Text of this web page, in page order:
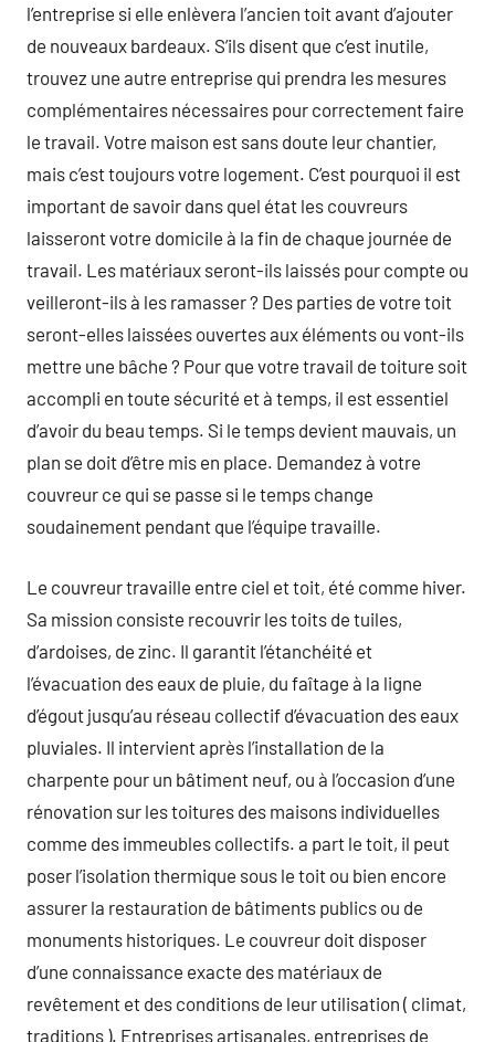
l’entreprise si elle enlèvera l’ancien toit avant d’ajouter
de nouveaux bardeaux. S’ils disent que c’est inutile,
trouvez une autre entreprise qui prendra les mesures
complémentaires nécessaires pour correctement faire
le travail. Votre maison est sans doute leur chantier,
mais c’est toujours votre logement. C’est pourquoi il est
important de savoir dans quel état les couvreurs
laisseront votre domicile à la fin de chaque journée de
travail. Les matériaux seront-ils laissés pour compte ou
veilleront-ils à les ramasser ? Des parties de votre toit
seront-elles laissées ouvertes aux éléments ou vont-ils
mettre une bâche ? Pour que votre travail de toiture soit
accompli en toute sécurité et à temps, il est essentiel
d’avoir du beau temps. Si le temps devient mauvais, un
plan se doit d’être mis en place. Demandez à votre
couvreur ce qui se passe si le temps change
soudainement pendant que l’équipe travaille.
Le couvreur travaille entre ciel et toit, été comme hiver.
Sa mission consiste recouvrir les toits de tuiles,
d’ardoises, de zinc. Il garantit l’étanchéité et
l’évacuation des eaux de pluie, du faîtage à la ligne
d’égout jusqu’au réseau collectif d’évacuation des eaux
pluviales. Il intervient après l’installation de la
charpente pour un bâtiment neuf, ou à l’occasion d’une
rénovation sur les toitures des maisons individuelles
comme des immeubles collectifs. a part le toit, il peut
poser l’isolation thermique sous le toit ou bien encore
assurer la restauration de bâtiments publics ou de
monuments historiques. Le couvreur doit disposer
d’une connaissance exacte des matériaux de
revêtement et des conditions de leur utilisation ( climat,
traditions ). Entreprises artisanales, entreprises de